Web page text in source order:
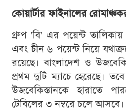
কোয়ার্টার ফাইনালের
গ্রুপ 'বি' এর পয়েন্ট তালিকায়
এবং চীন ৬ পয়েন্ট নিয়ে
রয়েছে। বাংলাদেশ ও
প্রথম দুটি ম্যাচে হেরেছে।
উজবেকিস্তানকে হারাতে
টেবিলের ৩ নম্বরে চলে আসবে।